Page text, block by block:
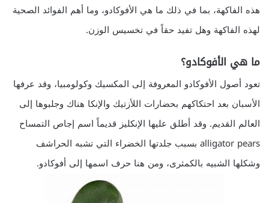
هذه الفاكهة، بما في ذلك ما هي الأفوكادو، وما أهم الفوائد الصحية
لهذه الفاكهة وهل تفيد حقاً في تخسيس الوزن.
ما هي الأفوكادو؟
تعود أصول الأفوكادو المعروفة إلى المكسيك وكولومبيا، وقد عرفها
الأسبان بعد احتكاكهم بحضارات اللأزتيك والإنكا هناك وجلبوها إلى
العالم القديم. وقد أطلق عليها الإنكليز قديماً اسم إجاص التمساح
alligator pears بسبب جلدتها الخضراء التي تشبه الحراشف
وشكلها الشبيه بالكمثرى، ومن هنا حرف اسمها إلى أفوكادو.